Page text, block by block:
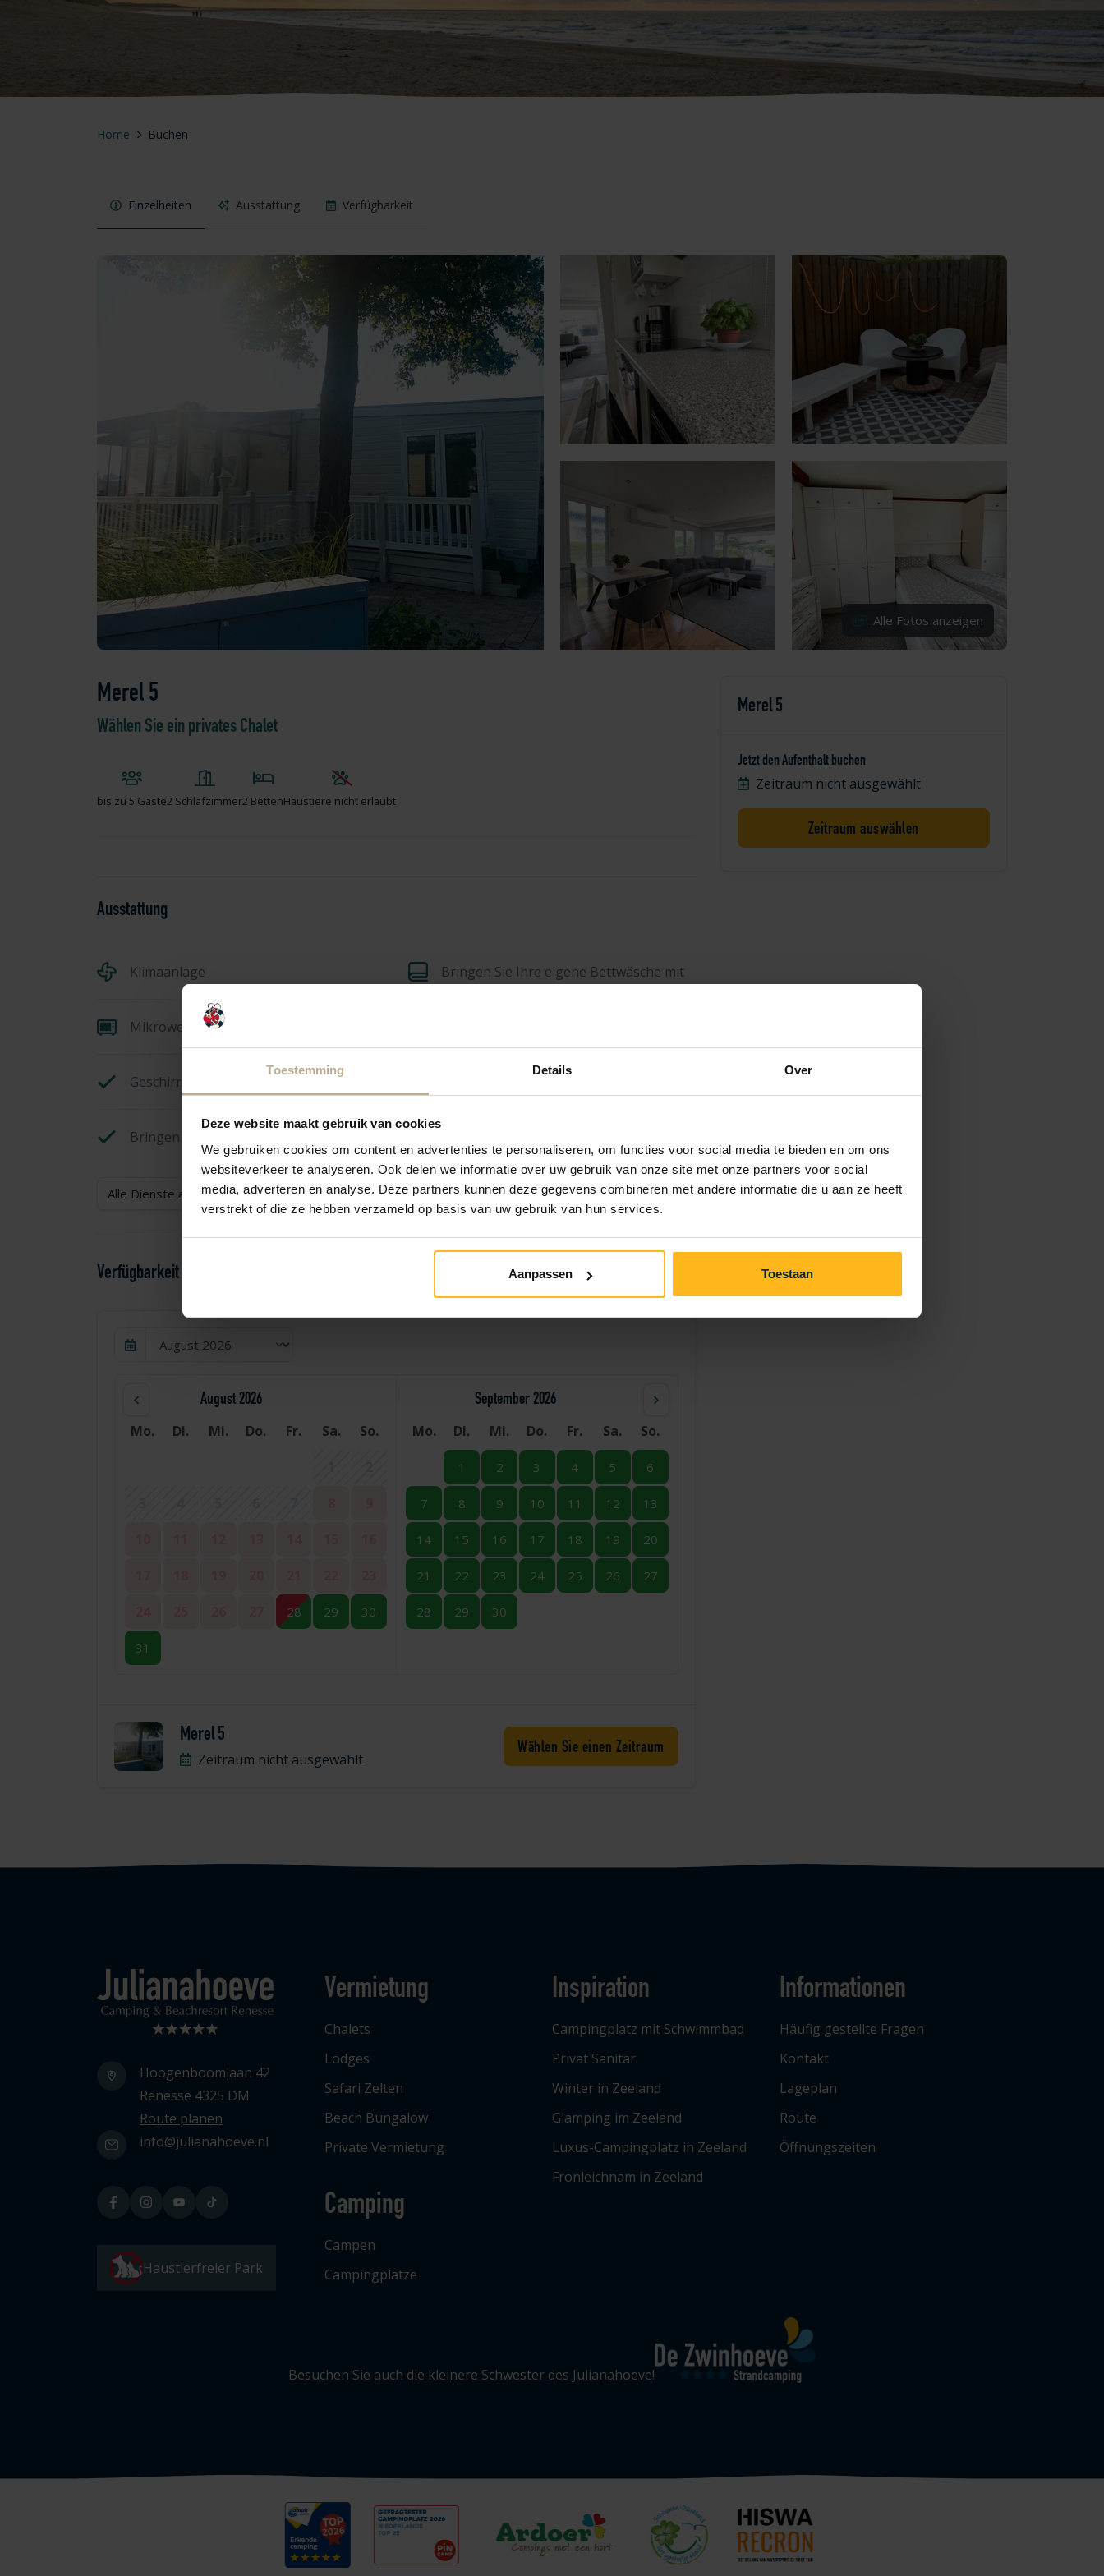
Toestemming Details Over
Deze website maakt gebruik van cookies
We gebruiken cookies om content en advertenties te personaliseren, om functies voor social media te bieden en om ons
websiteverkeer te analyseren. Ook delen we informatie over uw gebruik van onze site met onze partners voor social
media, adverteren en analyse. Deze partners kunnen deze gegevens combineren met andere informatie die u aan ze heeft
verstrekt of die ze hebben verzameld op basis van uw gebruik van hun services.
Aanpassen Toestaan
Home Buchen
Einzelheiten Ausstattung Verfügbarkeit
Alle Fotos anzeigen
Merel 5
Wählen Sie ein privates Chalet
bis zu 5 Gäste2 Schlafzimmer2 BettenHaustiere nicht erlaubt
Ausstattung
Klimaanlage
Mikrowelle
Geschirrspüler
Bringen Sie Ihre eigenen Handtücher mit
Bringen Sie Ihre eigene Bettwäsche mit
Alle Dienste anzeigen
Verfügbarkeit und Preisgestaltung
August 2026
Mo. Di. Mi. Do. Fr. Sa.
So.
28 29 30
31
September 2026
Mo. Di. Mi. Do. Fr. Sa. So.
1 2 3 4 5 6
7 8 9 10 11 12 13
14 15 16 17 18 19 20
21 22 23 24 25 26 27
28 29 30
Merel 5
Zeitraum nicht ausgewählt
Wählen Sie einen Zeitraum
Merel 5
Jetzt den Aufenthalt buchen
Zeitraum nicht ausgewählt
Zeitraum auswählen
Logo Julianahoeve
Hoogenboomlaan 42
Renesse 4325 DM
Route planen
info@julianahoeve.nl
Haustierfreier Park
Vermietung
Chalets
Lodges
Safari Zelten
Beach Bungalow
Private Vermietung
Camping
Campen
Campingplätze
Inspiration
Campingplatz mit Schwimmbad
Privat Sanitär
Winter in Zeeland
Glamping im Zeeland
Luxus-Campingplatz in Zeeland
Fronleichnam in Zeeland
Informationen
Häufig gestellte Fragen
Kontakt
Lageplan
Route
Öffnungszeiten
Besuchen Sie auch die kleinere Schwester des Julianahoeve!